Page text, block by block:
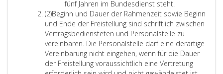
f
e
r
e
i
n
s
i
f
f
e
r
2
fünf Jahren im Bundesdienst steht.
(2)A
b
s
a
t
z
Beginn und Dauer der Rahmenzeit sowie Beginn
und Ende der Freistellung sind schriftlich zwischen
Vertragsbediensteten und Personalstelle zu
vereinbaren. Die Personalstelle darf eine derartige
Vereinbarung nicht eingehen, wenn für die Dauer
der Freistellung voraussichtlich eine Vertretung